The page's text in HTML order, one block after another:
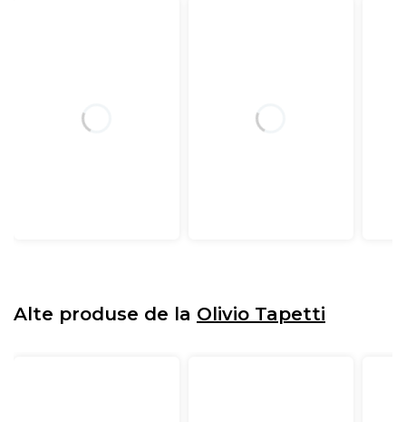
Alte produse de la Olivio Tapetti